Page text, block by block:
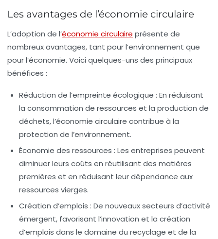
Les avantages de l’économie circulaire
L’adoption de l’économie circulaire présente de
nombreux avantages, tant pour l’environnement que
pour l’économie. Voici quelques-uns des principaux
bénéfices :
Réduction de l’empreinte écologique : En réduisant
la consommation de ressources et la production de
déchets, l’économie circulaire contribue à la
protection de l’environnement.
Économie des ressources : Les entreprises peuvent
diminuer leurs coûts en réutilisant des matières
premières et en réduisant leur dépendance aux
ressources vierges.
Création d’emplois : De nouveaux secteurs d’activité
émergent, favorisant l’innovation et la création
d’emplois dans le domaine du recyclage et de la